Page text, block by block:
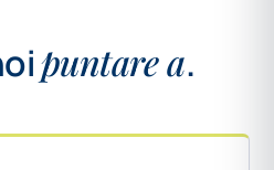
puntare a.